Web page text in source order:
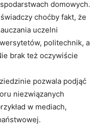
domowych.
choćby fakt, że
uczelni
politechnik, a
brak też oczywiście
pozwala podjąć
niezwiązanych
w mediach,